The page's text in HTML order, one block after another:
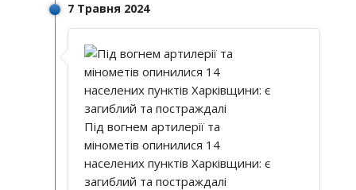
7 Травня 2024
Під вогнем артилерії та
мінометів опинилися 14
населених пунктів Харківщини: є
загиблий та постраждалі